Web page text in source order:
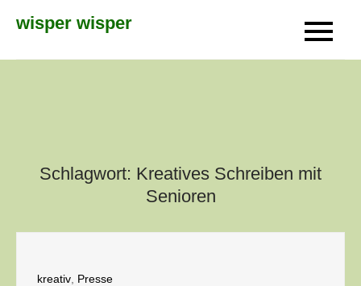
wisper wisper
Schlagwort: Kreatives Schreiben mit
Senioren
kreativ Presse